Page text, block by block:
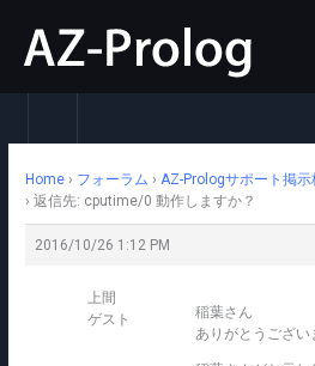
Home › フォーラム › AZ-Prologサポート掲示
› 返信先: cputime/0 動作しますか？
2016/10/26 1:12 PM
上間
ゲスト
稲葉さん
ありがとうござい